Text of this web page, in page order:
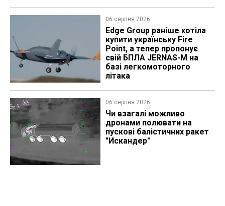
06 серпня 2026
Edge Group раніше хотіла
купити українську Fire
Point, а тепер пропонує
свій БПЛА JERNAS-M на
базі легкомоторного
літака
06 серпня 2026
Чи взагалі можливо
дронами полювати на
пускові балістичних ракет
"Искандер"